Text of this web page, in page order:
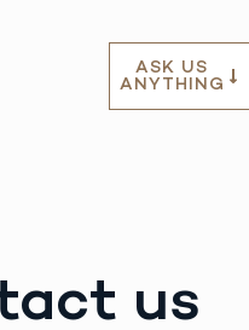
ASK US
ANYTHING
us